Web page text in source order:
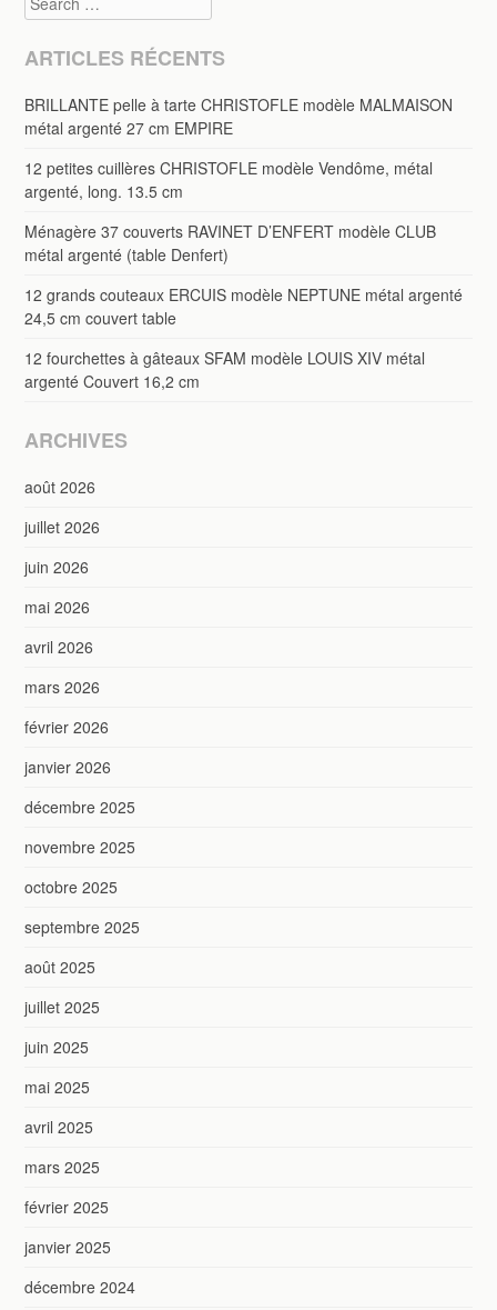
ARTICLES RÉCENTS
BRILLANTE pelle à tarte CHRISTOFLE modèle MALMAISON
métal argenté 27 cm EMPIRE
12 petites cuillères CHRISTOFLE modèle Vendôme, métal
argenté, long. 13.5 cm
Ménagère 37 couverts RAVINET D’ENFERT modèle CLUB
métal argenté (table Denfert)
12 grands couteaux ERCUIS modèle NEPTUNE métal argenté
24,5 cm couvert table
12 fourchettes à gâteaux SFAM modèle LOUIS XIV métal
argenté Couvert 16,2 cm
ARCHIVES
août 2026
juillet 2026
juin 2026
mai 2026
avril 2026
mars 2026
février 2026
janvier 2026
décembre 2025
novembre 2025
octobre 2025
septembre 2025
août 2025
juillet 2025
juin 2025
mai 2025
avril 2025
mars 2025
février 2025
janvier 2025
décembre 2024